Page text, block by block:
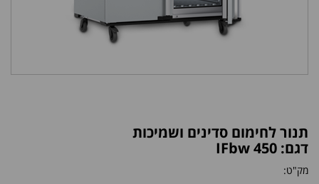
תנור לחימום סדינים ושמיכות
דגם: IFbw 450
מק"ט: